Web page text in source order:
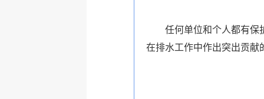
任何单位和个人都有保
在排水工作中作出突出贡献